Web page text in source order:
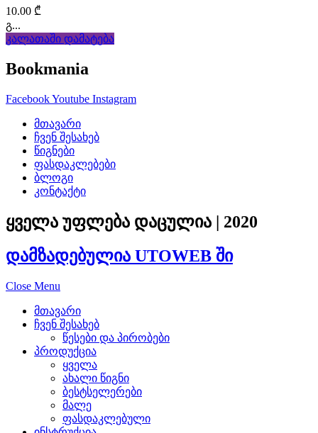
replicas.
https://
with
the
hunt
for
a
final
magnificence
in
addition
an
excellent
fusion
from
10.00 ₾
გ...
კალათაში დამატება
Bookmania
FacebookYoutube Instagram
მთავარი
ჩვენ შესახებ
წიგნები
ფასდაკლებები
ბლოგი
კონტაქტი
ყველა უფლება დაცულია | 2020
დამზადებულია UTOWEB ში
Close Menu
მთავარი
ჩვენ შესახებ
წესები და პირობები
პროდუქცია
ყველა
ახალი წიგნი
ბესტსელერები
მალე
ფასდაკლებული